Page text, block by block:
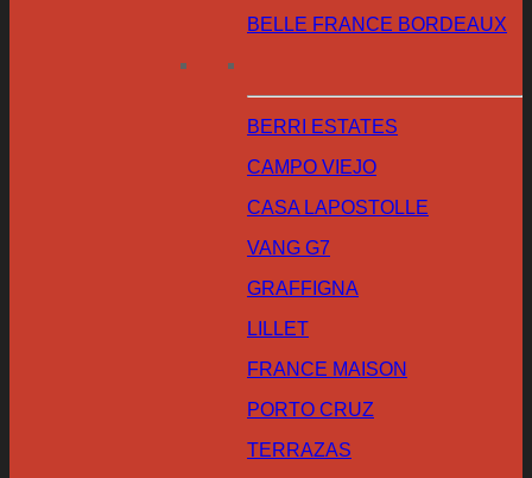
BELLE FRANCE BORDEAUX
BERRI ESTATES
CAMPO VIEJO
CASA LAPOSTOLLE
VANG G7
GRAFFIGNA
LILLET
FRANCE MAISON
PORTO CRUZ
TERRAZAS